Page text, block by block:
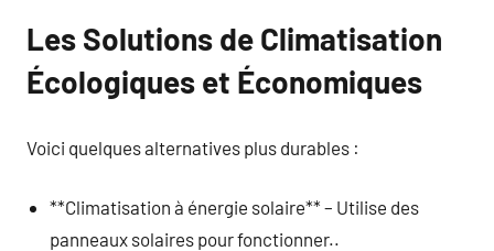
Les Solutions de Climatisation
Écologiques et Économiques
Voici quelques alternatives plus durables :
**Climatisation à énergie solaire** – Utilise des
panneaux solaires pour fonctionner..